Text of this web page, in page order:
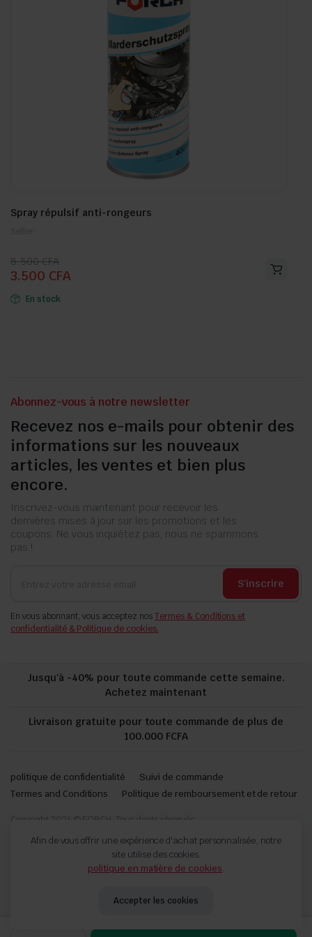
Spray répulsif anti-rongeurs
8.500CFA
Le
prix
initial
3.500 CFA
Le
prix
actuel
En stock
Abonnez-vous à notre newsletter
Recevez nos e-mails pour obtenir des
informations sur les nouveaux
articles, les ventes et bien plus
encore.
Inscrivez-vous maintenant pour recevoir les
dernières mises à jour sur les promotions et les
coupons. Ne vous inquiétez pas, nous ne spammons
pas !
S'inscrire
En vous abonnant, vous acceptez nosTermes & Conditions et
confidentialité & Politique de cookies.
Jusqu'à -40% pour toute commande cette semaine.
Achetez maintenant
Livraison gratuite pour toute commande de plus de
100.000 FCFA
politique de confidentialité
Suivi de commande
Termes and Conditions
Politique de remboursement et de retour
Copyright 2024 © FORCH. Tous droits réservés.
Afin de vous offrir une expérience d'achat personnalisée, notre
site utilise des cookies.
politique en matière de cookies.
Accepter les cookies